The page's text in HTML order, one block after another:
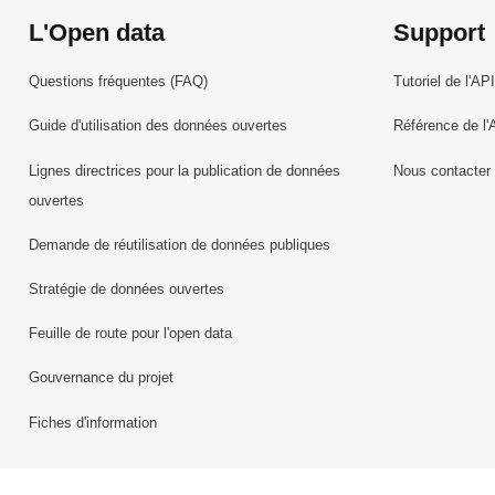
L'Open data
Questions fréquentes (FAQ)
Guide d'utilisation des données ouvertes
Lignes directrices pour la publication de données
ouvertes
Demande de réutilisation de données publiques
Stratégie de données ouvertes
Feuille de route pour l'open data
Gouvernance du projet
Fiches d'information
Support
Tutoriel de l'API
Référence de
Nous contacter